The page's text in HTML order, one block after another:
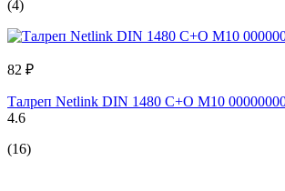
(4)
82 ₽
Талреп Netlink DIN 1480 C+O M10
4.6
(16)